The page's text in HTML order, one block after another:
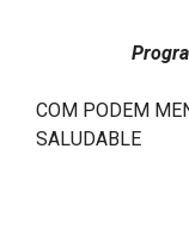
COM PODEM
SALUDABLE